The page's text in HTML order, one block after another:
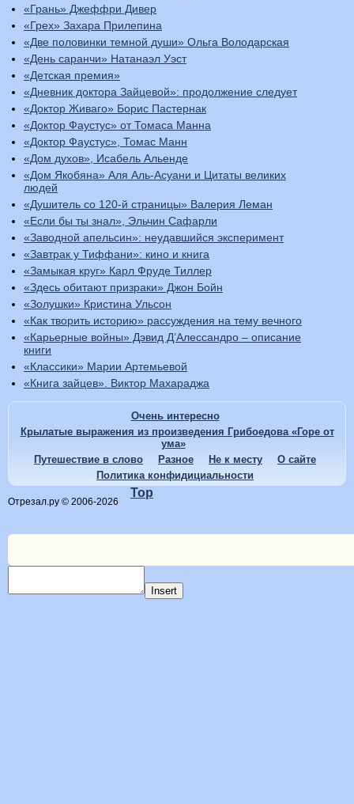
«Грань» Джеффри Дивер
«Грех» Захара Прилепина
«Две половинки темной души» Ольга Володарская
«День саранчи» Натанаэл Уэст
«Детская премия»
«Дневник доктора Зайцевой»: продолжение следует
«Доктор Живаго» Борис Пастернак
«Доктор Фаустус» от Томаса Манна
«Доктор Фаустус», Томас Манн
«Дом духов», Исабель Альенде
«Дом Якобяна» Аля Аль-Асуани и Цитаты великих
людей
«Душитель со 120-й страницы» Валерия Леман
«Если бы ты знал», Эльчин Сафарли
«Заводной апельсин»: неудавшийся эксперимент
«Завтрак у Тиффани»: кино и книга
«Замыкая круг» Карл Фруде Тиллер
«Здесь обитают призраки» Джон Бойн
«Золушки» Кристина Ульсон
«Как творить историю» рассуждения на тему вечного
«Карьерные войны» Дэвид Д’Алессандро – описание
книги
«Классики» Марии Артемьевой
«Книга зайцев». Виктор Махараджа
Очень интересно
Крылатые выражения из произведения Грибоедова «Горе от
ума»
Путешествие в слово
Разное Не к месту
О сайте
Политика конфидициальности
Отрезал.ру © 2006-2026
Top
Insert